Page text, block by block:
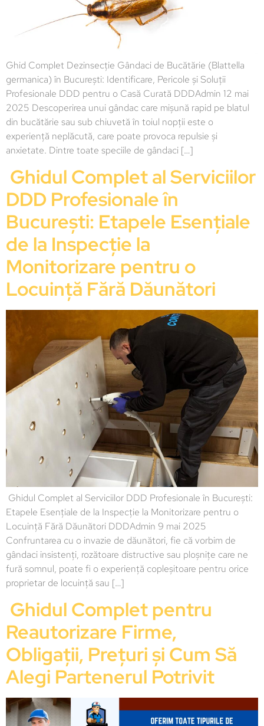
Ghid Complet Dezinsecție Gândaci de Bucătărie (Blattella
germanica) în București: Identificare, Pericole și Soluții
Profesionale DDD pentru o Casă Curată DDDAdmin 12 mai
2025 Descoperirea unui gândac care mișună rapid pe blatul
din bucătărie sau sub chiuvetă în toiul nopții este o
experiență neplăcută, care poate provoca repulsie și
anxietate. Dintre toate speciile de gândaci […]
Ghidul Complet al Serviciilor
DDD Profesionale în
București: Etapele Esențiale
de la Inspecție la
Monitorizare pentru o
Locuință Fără Dăunători
Ghidul Complet al Serviciilor DDD Profesionale în București:
Etapele Esențiale de la Inspecție la Monitorizare pentru o
Locuință Fără Dăunători DDDAdmin 9 mai 2025
Confruntarea cu o invazie de dăunători, fie că vorbim de
gândaci insistenți, rozătoare distructive sau ploșnițe care ne
fură somnul, poate fi o experiență copleșitoare pentru orice
proprietar de locuință sau […]
Ghidul Complet pentru
Reautorizare Firme,
Obligații, Prețuri și Cum Să
Alegi Partenerul Potrivit